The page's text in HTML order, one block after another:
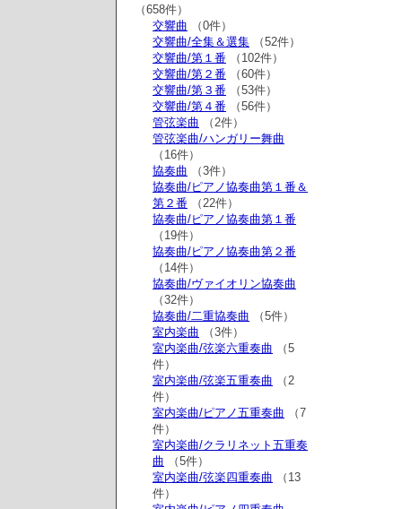
（658件）
交響曲 （0件）
交響曲/全集＆選集 （52件）
交響曲/第１番 （102件）
交響曲/第２番 （60件）
交響曲/第３番 （53件）
交響曲/第４番 （56件）
管弦楽曲 （2件）
管弦楽曲/ハンガリー舞曲
（16件）
協奏曲 （3件）
協奏曲/ピアノ協奏曲第１番＆
第２番 （22件）
協奏曲/ピアノ協奏曲第１番
（19件）
協奏曲/ピアノ協奏曲第２番
（14件）
協奏曲/ヴァイオリン協奏曲
（32件）
協奏曲/二重協奏曲 （5件）
室内楽曲 （3件）
室内楽曲/弦楽六重奏曲 （5
件）
室内楽曲/弦楽五重奏曲 （2
件）
室内楽曲/ピアノ五重奏曲 （7
件）
室内楽曲/クラリネット五重奏
曲 （5件）
室内楽曲/弦楽四重奏曲 （13
件）